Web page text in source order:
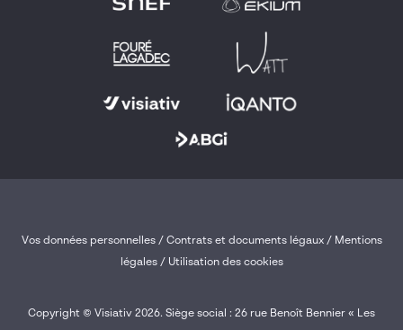
Copyright © Visiativ 2026. Siège social : 26 rue Benoît Bennier « Les
Vos données personnelles/ Contrats et documents légaux/ Mentions
légales / Utilisation des cookies